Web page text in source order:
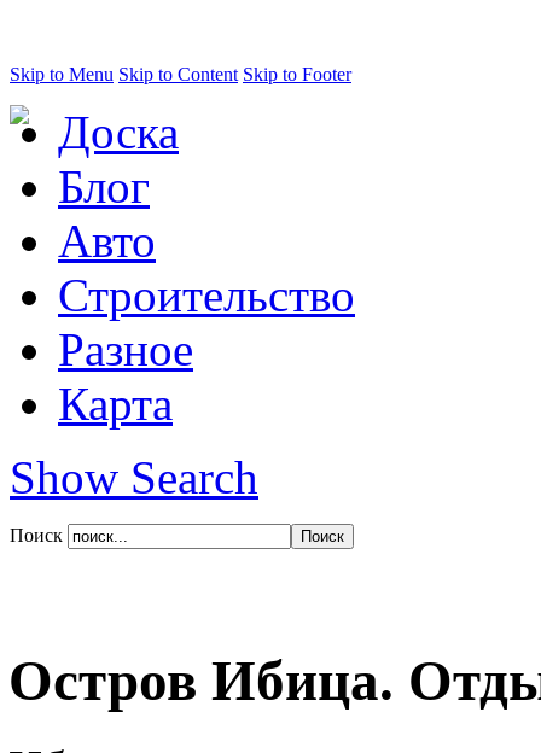
Skip to Menu Skip to Content Skip to Footer
Доска
Блог
Авто
Строительство
Разное
Карта
Show Search
Поиск
Остров Ибица.